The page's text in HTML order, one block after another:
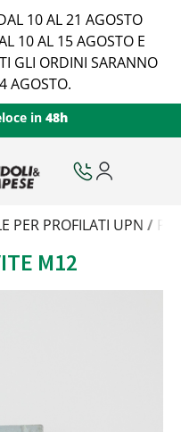
10 AL 21 AGOSTO
10 AL 15 AGOSTO E
GLI ORDINI SARANNO
AGOSTO.
in 48h
PER PROFILATI UPN /
M12